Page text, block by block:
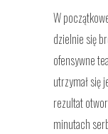
W
dzielnie się
ofensywne
utrzymał się
rezultat
minutach